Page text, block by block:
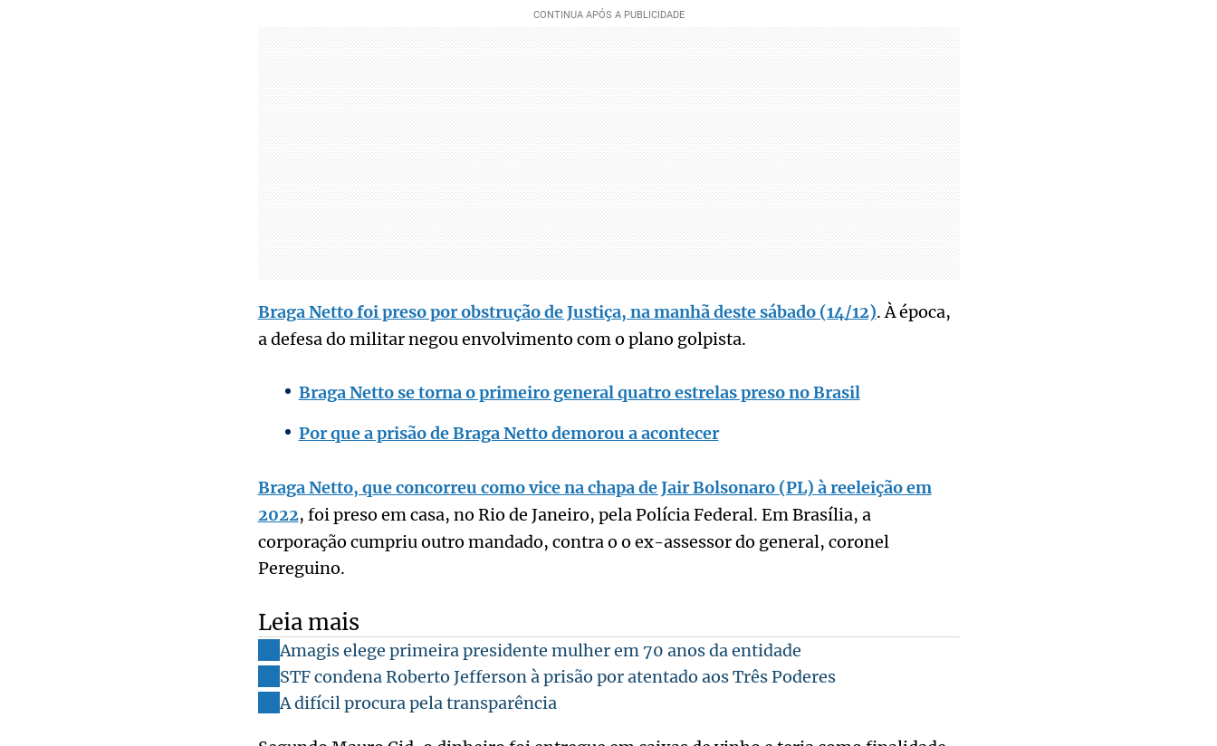
Braga Netto foi preso por obstrução de Justiça, na manhã deste sábado (14/12). À época,
a defesa do militar negou envolvimento com o plano golpista.
Braga Netto se torna o primeiro general quatro estrelas preso no Brasil
Por que a prisão de Braga Netto demorou a acontecer
Braga Netto, que concorreu como vice na chapa de Jair Bolsonaro (PL) à reeleição em
2022, foi preso em casa, no Rio de Janeiro, pela Polícia Federal. Em Brasília, a
corporação cumpriu outro mandado, contra o o ex-assessor do general, coronel
Pereguino.
Leia mais
Amagis elege primeira presidente mulher em 70 anos da entidade
STF condena Roberto Jefferson à prisão por atentado aos Três Poderes
A difícil procura pela transparência